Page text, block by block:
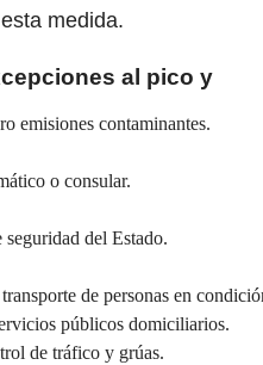
medida.
al pico y
emisiones contaminantes.
o consular.
del Estado.
de personas en
públicos domiciliarios.
de tráfico y grúas.